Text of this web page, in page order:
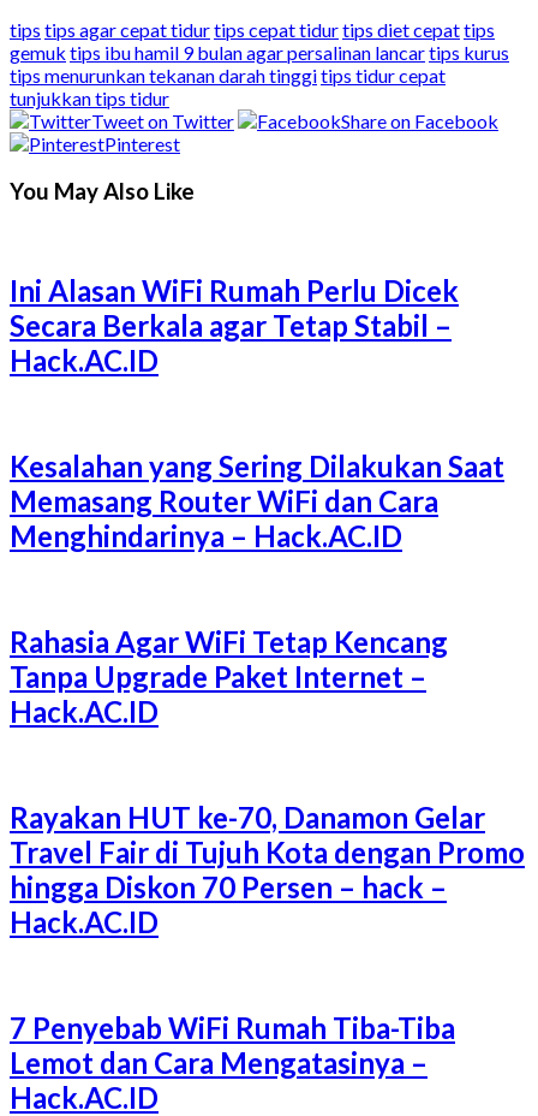
tips tips agar cepat tidurtips cepat tidurtips diet cepattips
gemuk tips ibu hamil 9 bulan agar persalinan lancartips kurus
tips menurunkan tekanan darah tinggitips tidur cepat
tunjukkan tips tidur
Tweet on Twitter
Share on Facebook
Pinterest
You May Also Like
Ini Alasan WiFi Rumah Perlu Dicek
Secara Berkala agar Tetap Stabil –
Hack.AC.ID
Kesalahan yang Sering Dilakukan Saat
Memasang Router WiFi dan Cara
Menghindarinya – Hack.AC.ID
Rahasia Agar WiFi Tetap Kencang
Tanpa Upgrade Paket Internet –
Hack.AC.ID
Rayakan HUT ke-70, Danamon Gelar
Travel Fair di Tujuh Kota dengan Promo
hingga Diskon 70 Persen – hack –
Hack.AC.ID
7 Penyebab WiFi Rumah Tiba-Tiba
Lemot dan Cara Mengatasinya –
Hack.AC.ID